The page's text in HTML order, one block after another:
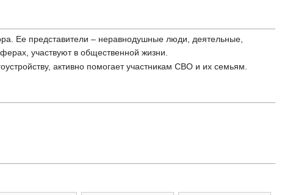
Ее представители – неравнодушные люди, деятельные,
участвуют в общественной жизни.
активно помогает участникам СВО и их семьям.